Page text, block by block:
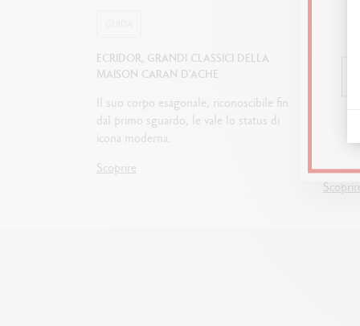
ECRIDOR, GRANDI CLASSICI DELLA
MAISON CARAN D’ACHE
Il suo corpo esagonale, riconoscibile fin
dal primo sguardo, le vale lo status di
icona moderna.
Scoprire